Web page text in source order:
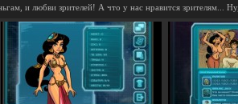
и любви зрителей! А что у нас нравится зрителям...